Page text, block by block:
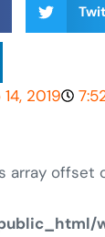
2019
array offset